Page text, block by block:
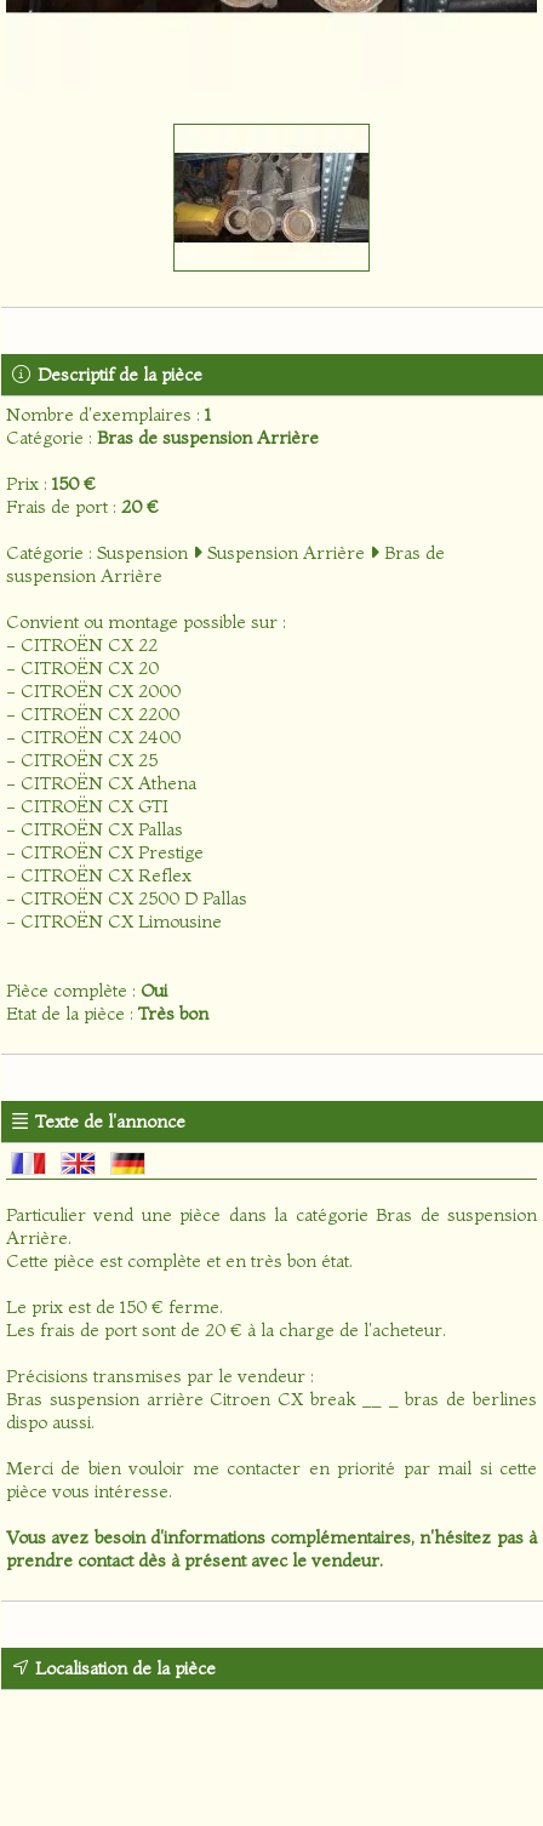
Descriptif de la pièce
Nombre d'exemplaires : 1
Catégorie : Bras de suspension Arrière
Prix : 150 €
Frais de port : 20 €
Catégorie : Suspension Suspension Arrière
Bras de
suspension Arrière
Convient ou montage possible sur :
- CITROËN CX 22
- CITROËN CX 20
- CITROËN CX 2000
- CITROËN CX 2200
- CITROËN CX 2400
- CITROËN CX 25
- CITROËN CX Athena
- CITROËN CX GTI
- CITROËN CX Pallas
- CITROËN CX Prestige
- CITROËN CX Reflex
- CITROËN CX 2500 D Pallas
- CITROËN CX Limousine
Pièce complète : Oui
Etat de la pièce : Très bon
Texte de l'annonce
Particulier vend une pièce dans la catégorieBras de suspension
Arrière.
Cette pièce est complète et en très bon état.
Le prix est de 150 € ferme.
Les frais de port sont de 20 € à la charge de l'acheteur.
Précisions transmises par le vendeur :
Bras suspension arrière Citroen CX break __ _ bras de berlines
dispo aussi.
Merci de bien vouloir me contacter en priorité par mail si cette
pièce vous intéresse.
Vous avez besoin d'informations complémentaires, n'hésitez pas à
prendre contact dès à présent avec le vendeur.
Localisation de la pièce